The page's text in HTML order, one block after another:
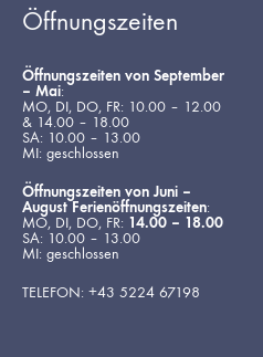
Öffnungszeiten
Öffnungszeiten von September
– Mai:
MO, DI, DO, FR: 10.00 – 12.00
& 14.00 – 18.00
SA: 10.00 – 13.00
MI: geschlossen
Öffnungszeiten von Juni –
August Ferienöffnungszeiten:
MO, DI, DO, FR: 14.00 – 18.00
SA: 10.00 – 13.00
MI: geschlossen
TELEFON: +43 5224 67198